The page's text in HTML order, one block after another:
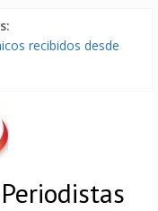
recibidos desde
Cuba
de EEUU
apuntan a la
para que no se